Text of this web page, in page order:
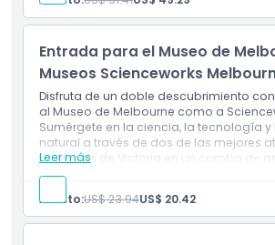
Inclusiones
Política para Niños y Adultos
Exclusiones
No Adecuado Para
Horario de Apertura
atracciones clásicas en Luna Park.
Un día lleno de diversión que
Entrada para el Museo de
Museos Scienceworks
Disfruta de un doble descubrimiento
al Museo de Melbourne como a
Sumérgete en la ciencia, la tecnología y
natural a través de dos de las mejores
familiares de Victoria en un combo de
Leer más
Inclusiones
Visita dos atracciones principales:
Melbourne y Scienceworks.
Aprende mediante exposiciones
Adulto:US$ 23.94US$ 20.42